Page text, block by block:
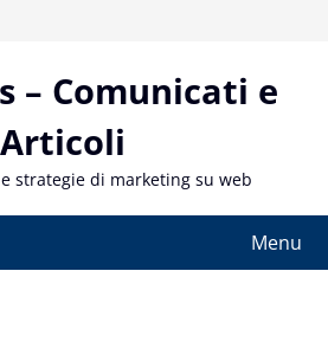
– Comunicati e
Articoli
strategie di marketing su web
Menu